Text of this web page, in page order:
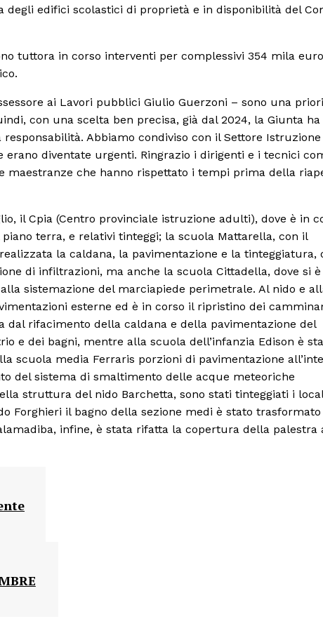
edifici scolastici di proprietà e in disponibilità del
tuttora in corso interventi per complessivi 354 mila
ai Lavori pubblici Giulio Guerzoni – sono una
con una scelta ben precisa, già dal 2024, la Giunta ha
Abbiamo condiviso con il Settore Istruzione
diventate urgenti. Ringrazio i dirigenti e i tecnici
maestranze che hanno rispettato i tempi prima della
il Cpia (Centro provinciale istruzione adulti), dove è in
terra, e relativi tinteggi; la scuola Mattarella, con il
la caldana, la pavimentazione e la tinteggiatura,
di infiltrazioni, ma anche la scuola Cittadella, dove si è
sistemazione del marciapiede perimetrale. Al nido e
esterne ed è in corso il ripristino dei
dal rifacimento della caldana e della pavimentazione del
e dei bagni, mentre alla scuola dell’infanzia Edison è
scuola media Ferraris porzioni di pavimentazione
del sistema di smaltimento delle acque meteoriche
struttura del nido Barchetta, sono stati tinteggiati i
Forghieri il bagno della sezione medi è stato trasformato
infine, è stata rifatta la copertura della palestra